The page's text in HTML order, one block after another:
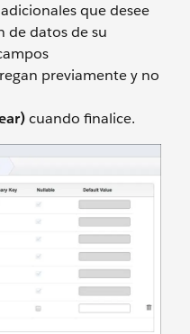
que desee
de datos de su
previamente y no
cuando finalice.